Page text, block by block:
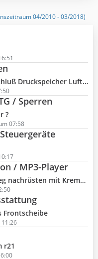
04/2010 - 03/2018)
Luftfahrwerk
/ Sperren
?
07:58
/ MP3-Player
Sino Modul - OEM Mikrofon / RNS850-B
Frontscheibe
11:26
r21